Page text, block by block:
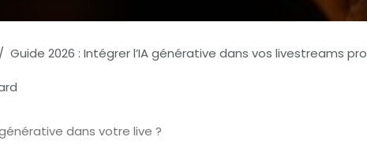
Guide 2026 : Intégrer l’IA générative dans vos livestreams pro
dans votre live ?